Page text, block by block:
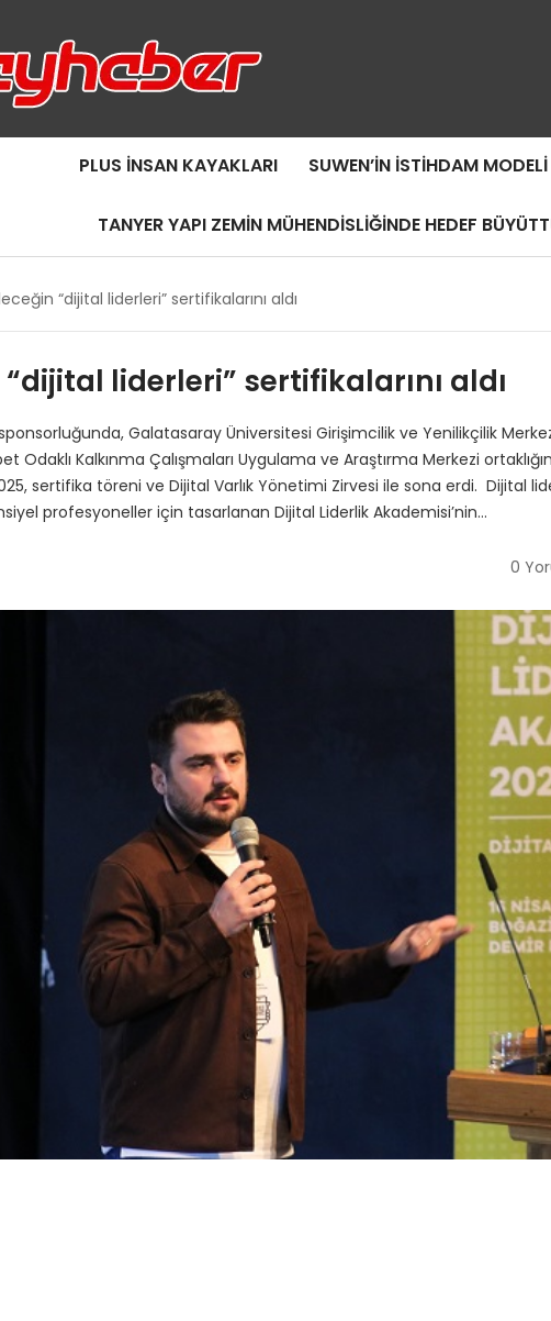
PLUS İNSAN KAYAKLARI SUWEN’IN İSTIHDAM
TANYER YAPI ZEMIN MÜHENDISLIĞINDE HEDEF
“dijital liderleri” sertifikalarını aldı
liderleri” sertifikalarını aldı
Galatasaray Üniversitesi Girişimcilik ve Yenilikçilik
Odaklı Kalkınma Çalışmaları Uygulama ve Araştırma Merkezi
sertifika töreni ve Dijital Varlık Yönetimi Zirvesi ile sona erdi. Dijital
profesyoneller için tasarlanan Dijital Liderlik Akademisi’nin…
0